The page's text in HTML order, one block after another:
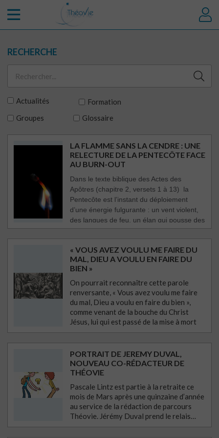
RECHERCHE
Actualités
Formation
Groupes
Glossaire
LA FLAMME SANS LA CENDRE : UNE
RELECTURE DE LA PENTECÔTE FACE
AU BURN-OUT
Dans le texte biblique des Actes des
Apôtres (chapitre 2, versets 1 à 13) la
Pentecôte est l’instant du déploiement
d’une énergie fulgurante : un vent violent,
des langues de feu, un élan qui pousse des
hommes terrifiés hors de leur confinement
pour parler au monde. À l’inverse, le burn-
out est l’expérience de l’extinction. C’est le
stade où le « feu intérieur » s’est
transformé en autocombustion, ne laissant
que des cendres froides et un vide
épuisant. Croiser ces deux réalités, c’est
interroger la nature de notre propre
dynamisme : qu’est-ce qui nous anime
sans nous détruire ? Lire la suite
« VOUS AVEZ VOULU ME FAIRE DU
MAL, DIEU A VOULU EN FAIRE DU
BIEN »
On pourrait reconnaître cette parole
renversante, « Vous avez voulu me faire
du mal, Dieu a voulu en faire du bien »,
comme venant de la bouche du Christ
Jésus, lui qui est passé de la mise à mort
injuste et violente à la vie par la
résurrection pascale. Lire la suite
PORTRAIT DE JEREMY DUVAL,
NOUVEAU CO-RÉDACTEUR DE
THÉOVIE
Pascale Lintz est partie à la retraite ce
mois de Mars après une quinzaine d’année
au service de la rédaction de parcours
Théovie. Jérémy Duval prend le relais…